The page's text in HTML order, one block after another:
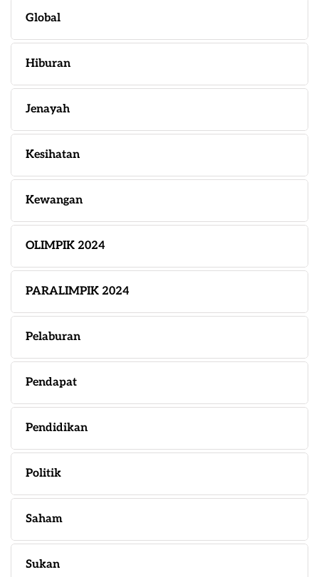
Global
Hiburan
Jenayah
Kesihatan
Kewangan
OLIMPIK 2024
PARALIMPIK 2024
Pelaburan
Pendapat
Pendidikan
Politik
Saham
Sukan